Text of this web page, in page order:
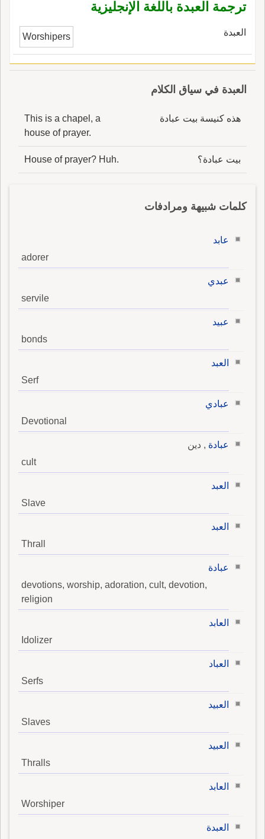
طَرَّاداً ومُطَرِّداً.
ترجمة العبدة باللغة الإنجليزية
العبدة Worshipers
العبدة في سياق الكلام
هذه كنيسة بيت عبادة
This is a chapel, a
house of prayer.
بيت عبادة؟ House of prayer? Huh.
كلمات شبيهة ومرادفات
عابد
adorer
عبدي
servile
عبيد
bonds
العبد
Serf
عبادي
Devotional
عبادة , دين
cult
العبد
Slave
العبد
Thrall
عبادة
devotions, worship, adoration, cult, devotion,
religion
العابد
Idolizer
العباد
Serfs
العبيد
Slaves
العبيد
Thralls
العابد
Worshiper
العبدة